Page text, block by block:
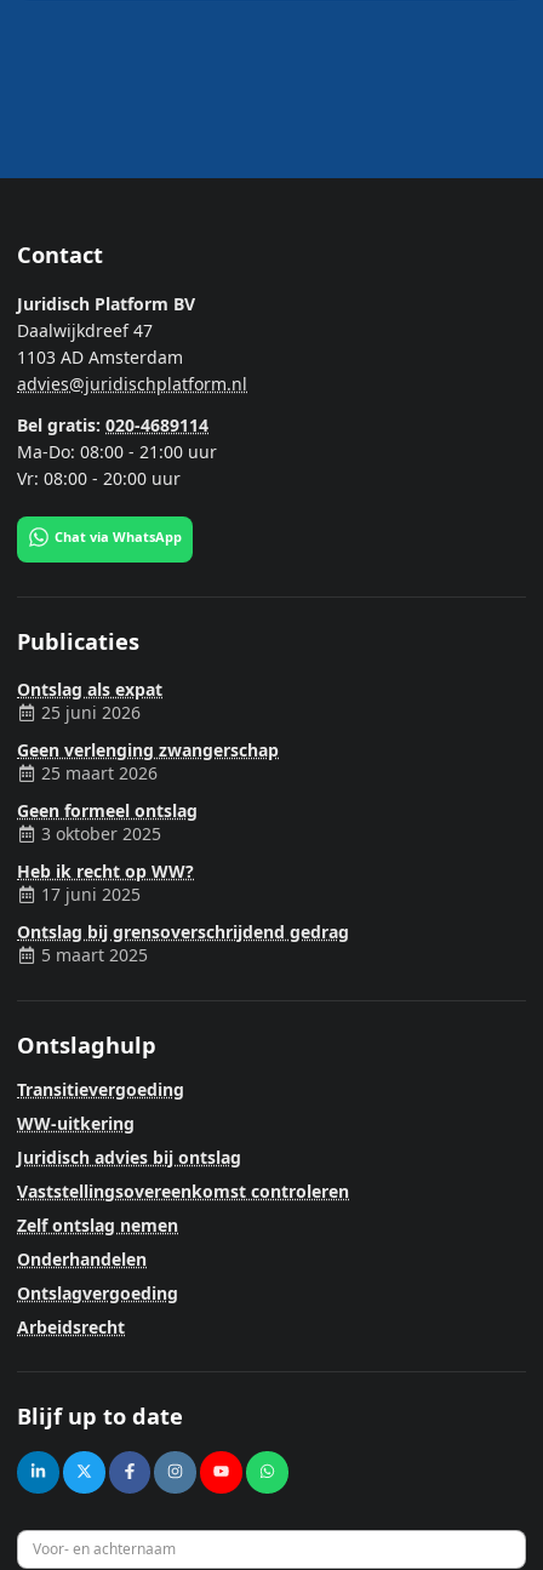
Contact
Juridisch Platform BV
Daalwijkdreef 47
1103 AD Amsterdam
advies@juridischplatform.nl
Bel gratis: 020-4689114
Ma-Do: 08:00 - 21:00 uur
Vr: 08:00 - 20:00 uur
Chat via WhatsApp
Publicaties
Ontslag als expat
25 juni 2026
Geen verlenging zwangerschap
25 maart 2026
Geen formeel ontslag
3 oktober 2025
Heb ik recht op WW?
17 juni 2025
Ontslag bij grensoverschrijdend gedrag
5 maart 2025
Ontslaghulp
Transitievergoeding
WW-uitkering
Juridisch advies bij ontslag
Vaststellingsovereenkomst controleren
Zelf ontslag nemen
Onderhandelen
Ontslagvergoeding
Arbeidsrecht
Blijf up to date